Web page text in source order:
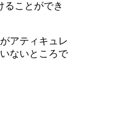
ることができ
アティキュレ
ないところで